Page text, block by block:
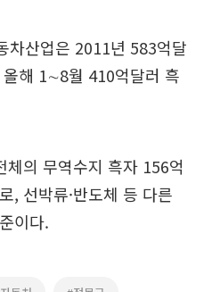
차산업은 2011년 583억달
해 1∼8월 410억달러 흑
의 무역수지 흑자 156억
, 선박류·반도체 등 다른
이다.